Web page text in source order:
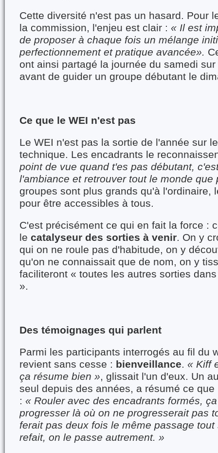
Cette diversité n'est pas un hasard. Pour
la commission, l'enjeu est clair : « Il est
de proposer à chaque fois un mélange
perfectionnement et pratique avancée».
ont ainsi partagé la journée du samedi
avant de guider un groupe débutant le
Ce que le WEI n'est pas
Le WEI n'est pas la sortie de l'année sur
technique. Les encadrants le
point de vue quand t'es pas débutant,
l'ambiance et retrouver tout le monde que
groupes sont plus grands qu'à l'ordinaire,
pour être accessibles à tous.
C'est précisément ce qui en fait la force :
le catalyseur des sorties à venir. On y
qui on ne roule pas d'habitude, on y
qu'on ne connaissait que de nom, on y
faciliteront « toutes les autres sorties
».
Des témoignages qui parlent
Parmi les participants interrogés au fil du
revient sans cesse : bienveillance. « Kiff
ça résume bien », glissait l'un d'eux. Un
seul depuis des années, a résumé ce
: « Rouler avec des encadrants formés,
progresser là où on ne progresserait pas
ferait pas deux fois le même passage
refait, on le passe autrement. »